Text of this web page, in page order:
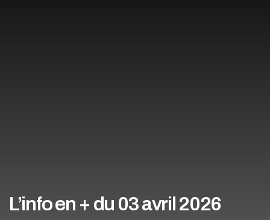
L’info en + du 03 avril 2026